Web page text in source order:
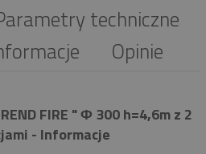
techniczne
Opinie
FIRE " Φ 300 h=4,6m z 2
- Informacje